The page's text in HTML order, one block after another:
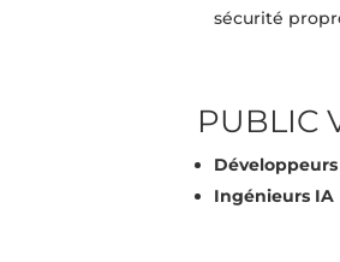
sécurité
PUBLIC
Développeurs
Ingénieurs IA